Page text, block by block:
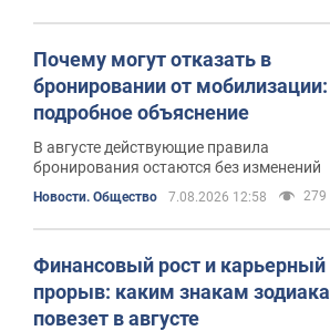
Почему могут отказать в
бронировании от мобилизации:
подробное объяснение
В августе действующие правила
бронирования остаются без изменений
Новости. Общество 7.08.2026 12:58 279
Финансовый рост и карьерный
прорыв: каким знакам зодиака
повезет в августе